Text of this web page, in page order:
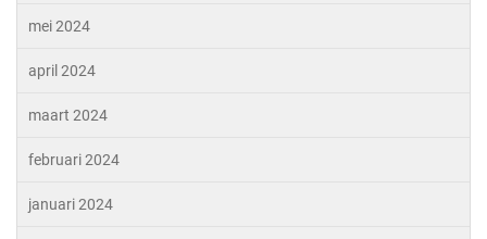
mei 2024
april 2024
maart 2024
februari 2024
januari 2024